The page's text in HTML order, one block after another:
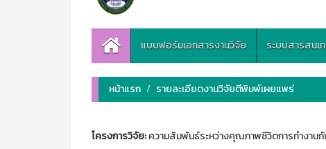
แบบฟอร์มเอกสารงานวิจัย ระบบสารสนเ
หน้าแรก รายละเอียดงานวิจัยตีพิมพ์เผยแพร่
โครงการวิจัย:ความสัมพันธ์ระหว่างคุณภาพชีวิตการทำงา